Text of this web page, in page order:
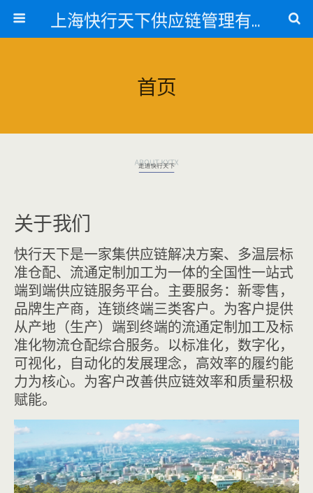
上海快行天下供应链管理有限公司
首页
关于我们
快行天下是一家集供应链解决方案、多温层标
准仓配、流通定制加工为一体的全国性一站式
端到端供应链服务平台。主要服务：新零售，
品牌生产商，连锁终端三类客户。为客户提供
从产地（生产）端到终端的流通定制加工及标
准化物流仓配综合服务。以标准化，数字化，
可视化，自动化的发展理念，高效率的履约能
力为核心。为客户改善供应链效率和质量积极
赋能。